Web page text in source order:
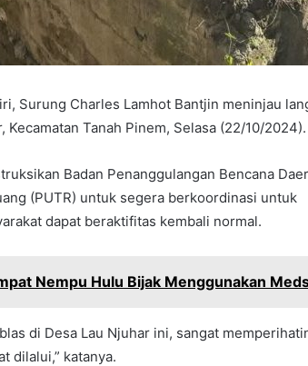
Surung Charles Lamhot Bantjin meninjau
Tanah Pinem, Selasa (22/10/2024).
Badan Penanggulangan Bencana
(PUTR) untuk segera berkoordinasi untuk
dapat beraktifitas kembali normal.
Nempu Hulu Bijak Menggunakan
di Desa Lau Njuhar ini, sangat
dilalui,” katanya.